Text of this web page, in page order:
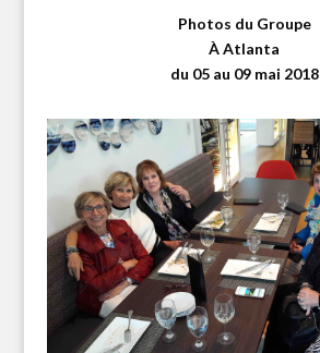
Photos du Groupe
À Atlanta
du 05 au 09 mai 2018